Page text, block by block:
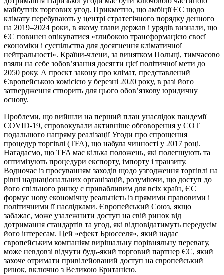
майбутніх торгових угод. Прикметно, що амбіції ЄС щодо
клімату перебувають у центрі стратегічного порядку денного
на 2019–2024 роки, в якому глави держав і урядів визнали, що
ЄС повинен опікуватися «глибокою трансформацією своєї
економіки і суспільства для досягнення кліматичної
нейтральності». Країни-члени, за винятком Польщі, тимчасово
взяли на себе зобов’язання досягти цієї політичної мети до
2050 року. А проєкт закону про клімат, представлений
Європейською комісією у березні 2020 року, в разі його
затвердження створить для цього обов’язкову юридичну
основу.
Проблеми, що вийшли на перший план унаслідок пандемії
COVID-19, спровокували активніше обговорення у СОТ
подальшого напряму реалізації Угоди про спрощення
процедур торгівлі (TFA), що набула чинності у 2017 році.
Нагадаємо, що TFA має кілька положень, які полегшують та
оптимізують процедури експорту, імпорту і транзиту.
Водночас із просуванням заходів щодо узгодження торгівлі на
рівні наднаціональних організацій, розуміючи, що доступ до
його спільного ринку є привабливим для всіх країн, ЄС
формує нову економічну реальність із прямими правовими і
політичними її наслідками. Європейський Союз, якщо
забажає, може узалежнити доступ на свій ринок від
дотримання стандартів та угод, які відповідатимуть передусім
його інтересам. Цей «ефект Брюсселя», який надає
європейським компаніям вирішальну порівняльну перевагу,
може невдовзі відчути будь-який торговий партнер ЄС, який
захоче отримати привілейований доступ на європейський
ринок, включно з Великою Британією.